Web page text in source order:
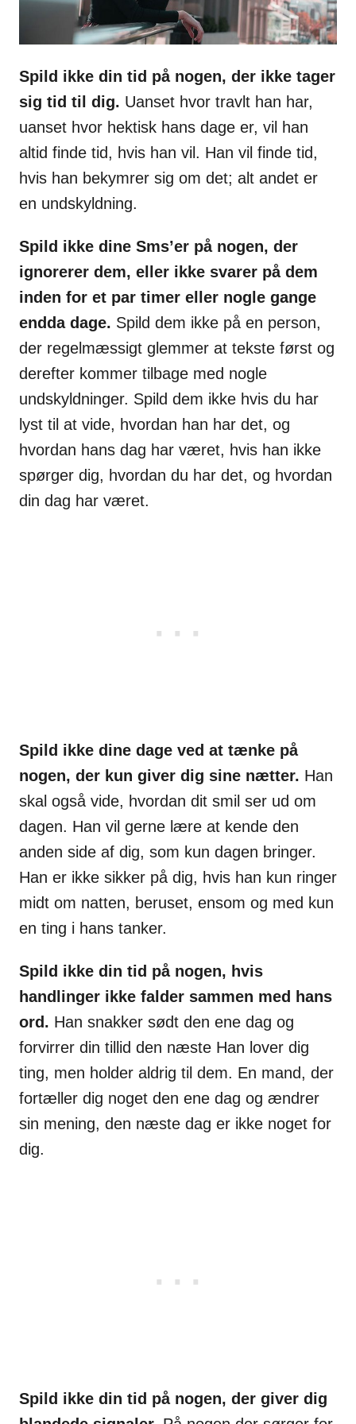
Spild ikke din tid på nogen, der ikke tager
sig tid til dig. Uanset hvor travlt han har,
uanset hvor hektisk hans dage er, vil han
altid finde tid, hvis han vil. Han vil finde tid,
hvis han bekymrer sig om det; alt andet er
en undskyldning.
Spild ikke dine Sms’er på nogen, der
ignorerer dem, eller ikke svarer på dem
inden for et par timer eller nogle gange
endda dage. Spild dem ikke på en person,
der regelmæssigt glemmer at tekste først og
derefter kommer tilbage med nogle
undskyldninger. Spild dem ikke hvis du har
lyst til at vide, hvordan han har det, og
hvordan hans dag har været, hvis han ikke
spørger dig, hvordan du har det, og hvordan
din dag har været.
Spild ikke dine dage ved at tænke på
nogen, der kun giver dig sine nætter. Han
skal også vide, hvordan dit smil ser ud om
dagen. Han vil gerne lære at kende den
anden side af dig, som kun dagen bringer.
Han er ikke sikker på dig, hvis han kun ringer
midt om natten, beruset, ensom og med kun
en ting i hans tanker.
Spild ikke din tid på nogen, hvis
handlinger ikke falder sammen med hans
ord. Han snakker sødt den ene dag og
forvirrer din tillid den næste Han lover dig
ting, men holder aldrig til dem. En mand, der
fortæller dig noget den ene dag og ændrer
sin mening, den næste dag er ikke noget for
dig.
Spild ikke din tid på nogen, der giver dig